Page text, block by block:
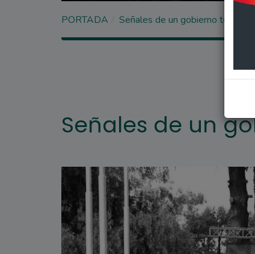
PORTADA Señales de un gobierno terminado
Señales de un